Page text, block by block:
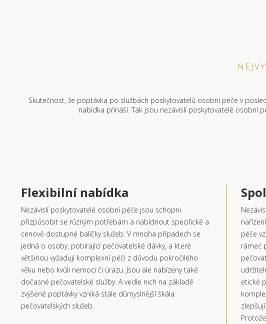
Skutečnost, že poptávka po službách poskytovatelů osobní péče v
nabídka přináší. Tak jsou nezávislí poskytovatelé osobní
Flexibilní nabídka
Nezávislí poskytovatelé osobní péče jsou schopni
přizpůsobit se různým potřebám a nabídnout specifické a
cenově dostupné balíčky služeb. V mnoha případech se
jedná o osoby, pobírající pečovatelské dávky, a které
většinou vyžadují komplexní péči z důvodu pokročilého
věku nebo kvůli nemoci či úrazu. Jsou ale nabízeny také
dočasné pečovatelské služby. A vedle nich na základě
zvýšené poptávky vzniká stále důmyslnější škála
pečovatelských služeb.
péče
rámec
etické